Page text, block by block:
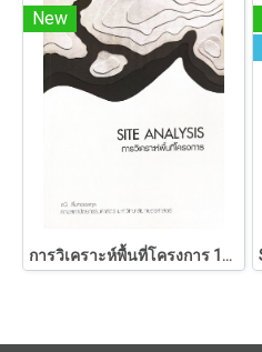
New
การวิเคราะห์พื้นที่โครงการ 146